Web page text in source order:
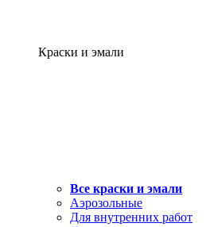
Краски и эмали
Все краски и эмали
Аэрозольные
Для внутренних работ